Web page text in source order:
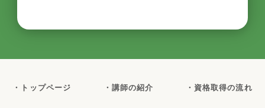
・トップページ ・講師の紹介 ・資格取得の流れ